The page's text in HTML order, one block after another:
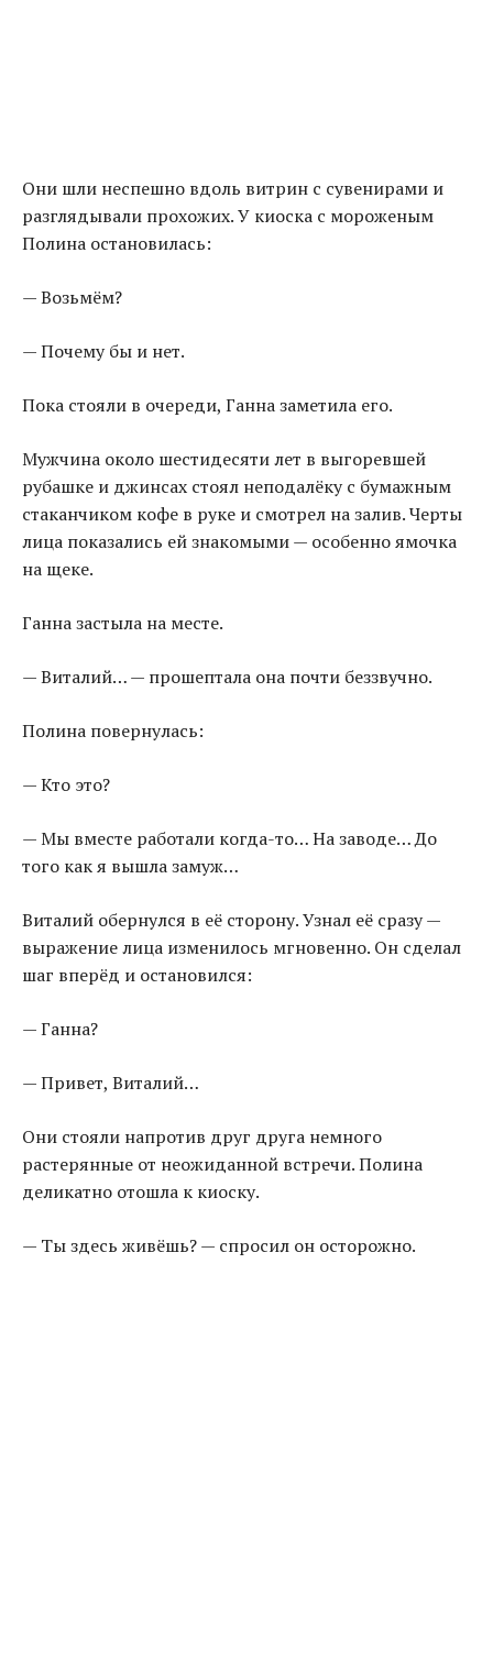
Они шли неспешно вдоль витрин с сувенирами и
разглядывали прохожих. У киоска с мороженым
Полина остановилась:
— Возьмём?
— Почему бы и нет.
Пока стояли в очереди, Ганна заметила его.
Мужчина около шестидесяти лет в выгоревшей
рубашке и джинсах стоял неподалёку с бумажным
стаканчиком кофе в руке и смотрел на залив. Черты
лица показались ей знакомыми — особенно ямочка
на щеке.
Ганна застыла на месте.
— Виталий… — прошептала она почти беззвучно.
Полина повернулась:
— Кто это?
— Мы вместе работали когда-то… На заводе… До
того как я вышла замуж…
Виталий обернулся в её сторону. Узнал её сразу —
выражение лица изменилось мгновенно. Он сделал
шаг вперёд и остановился:
— Ганна?
— Привет, Виталий…
Они стояли напротив друг друга немного
растерянные от неожиданной встречи. Полина
деликатно отошла к киоску.
— Ты здесь живёшь? — спросил он осторожно.